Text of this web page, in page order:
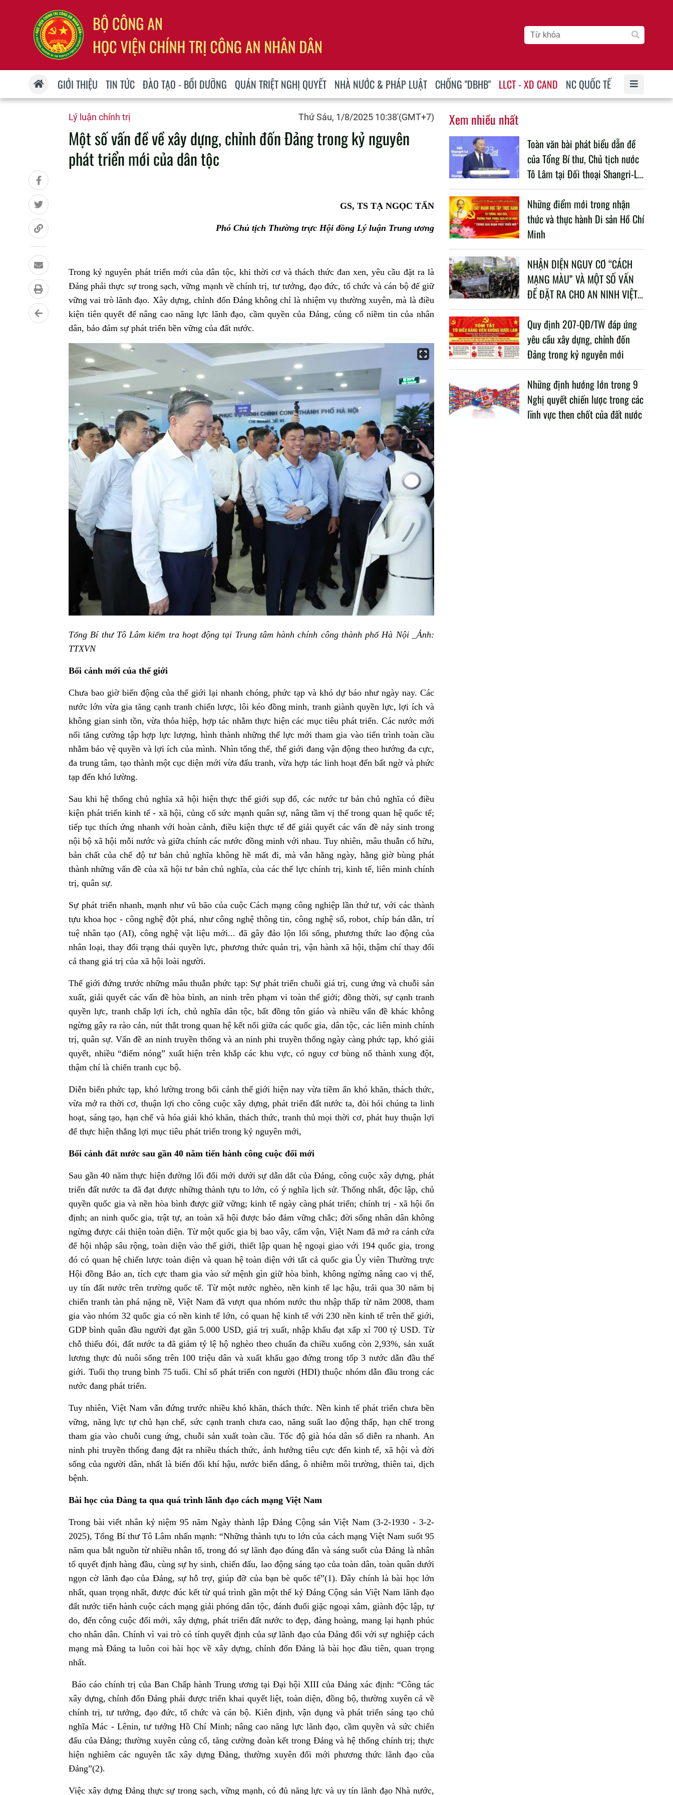
GIỚI THIỆU TIN TỨC ĐÀO TẠO - BỒI DƯỠNG QUÁN TRIỆT NGHỊ QUYẾT NHÀ NƯỚC & PHÁP LUẬT CHỐNG "DBHB" LLCT - XD CAND NC QUỐC TẾ
Lý luận chính trị Thứ Sáu, 1/8/2025 10:38'(GMT+7)
Một số vấn đề về xây dựng, chỉnh đốn Ðảng trong kỷ nguyên
phát triển mới của dân tộc
GS, TS TẠ NGỌC TẤN
Phó Chủ tịch Thường trực Hội đồng Lý luận Trung ương
Trong kỷ nguyên phát triển mới của dân tộc, khi thời cơ và thách thức đan xen, yêu cầu đặt ra là
Đảng phải thực sự trong sạch, vững mạnh về chính trị, tư tưởng, đạo đức, tổ chức và cán bộ để giữ
vững vai trò lãnh đạo. Xây dựng, chỉnh đốn Đảng không chỉ là nhiệm vụ thường xuyên, mà là điều
kiện tiên quyết để nâng cao năng lực lãnh đạo, cầm quyền của Đảng, củng cố niềm tin của nhân
dân, bảo đảm sự phát triển bền vững của đất nước.
Tổng Bí thư Tô Lâm kiểm tra hoạt động tại Trung tâm hành chính công thành phố Hà Nội _Ảnh:
TTXVN
Bối cảnh mới của thế giới
Chưa bao giờ biến động của thế giới lại nhanh chóng, phức tạp và khó dự báo như ngày nay. Các
nước lớn vừa gia tăng cạnh tranh chiến lược, lôi kéo đồng minh, tranh giành quyền lực, lợi ích và
không gian sinh tồn, vừa thỏa hiệp, hợp tác nhằm thực hiện các mục tiêu phát triển. Các nước mới
nổi tăng cường tập hợp lực lượng, hình thành những thế lực mới tham gia vào tiến trình toàn cầu
nhằm bảo vệ quyền và lợi ích của mình. Nhìn tổng thể, thế giới đang vận động theo hướng đa cực,
đa trung tâm, tạo thành một cục diện mới vừa đấu tranh, vừa hợp tác linh hoạt đến bất ngờ và phức
tạp đến khó lường.
Sau khi hệ thống chủ nghĩa xã hội hiện thực thế giới sụp đổ, các nước tư bản chủ nghĩa có điều
kiện phát triển kinh tế - xã hội, củng cố sức mạnh quân sự, nâng tầm vị thế trong quan hệ quốc tế;
tiếp tục thích ứng nhanh với hoàn cảnh, điều kiện thực tế để giải quyết các vấn đề nảy sinh trong
nội bộ xã hội mỗi nước và giữa chính các nước đồng minh với nhau. Tuy nhiên, mâu thuẫn cố hữu,
bản chất của chế độ tư bản chủ nghĩa không hề mất đi, mà vẫn hằng ngày, hằng giờ bùng phát
thành những vấn đề của xã hội tư bản chủ nghĩa, của các thế lực chính trị, kinh tế, liên minh chính
trị, quân sự.
Sự phát triển nhanh, mạnh như vũ bão của cuộc Cách mạng công nghiệp lần thứ tư, với các thành
tựu khoa học - công nghệ đột phá, như công nghệ thông tin, công nghệ số, robot, chíp bán dẫn, trí
tuệ nhân tạo (AI), công nghệ vật liệu mới... đã gây đảo lộn lối sống, phương thức lao động của
nhân loại, thay đổi trạng thái quyền lực, phương thức quản trị, vận hành xã hội, thậm chí thay đổi
cả thang giá trị của xã hội loài người.
Thế giới đứng trước những mâu thuẫn phức tạp: Sự phát triển chuỗi giá trị, cung ứng và chuỗi sản
xuất, giải quyết các vấn đề hòa bình, an ninh trên phạm vi toàn thế giới; đồng thời, sự cạnh tranh
quyền lực, tranh chấp lợi ích, chủ nghĩa dân tộc, bất đồng tôn giáo và nhiều vấn đề khác không
ngừng gây ra rào cản, nút thắt trong quan hệ kết nối giữa các quốc gia, dân tộc, các liên minh chính
trị, quân sự. Vấn đề an ninh truyền thống và an ninh phi truyền thống ngày càng phức tạp, khó giải
quyết, nhiều “điểm nóng” xuất hiện trên khắp các khu vực, có nguy cơ bùng nổ thành xung đột,
thậm chí là chiến tranh cục bộ.
Diễn biến phức tạp, khó lường trong bối cảnh thế giới hiện nay vừa tiềm ẩn khó khăn, thách thức,
vừa mở ra thời cơ, thuận lợi cho công cuộc xây dựng, phát triển đất nước ta, đòi hỏi chúng ta linh
hoạt, sáng tạo, hạn chế và hóa giải khó khăn, thách thức, tranh thủ mọi thời cơ, phát huy thuận lợi
để thực hiện thắng lợi mục tiêu phát triển trong kỷ nguyên mới,
Bối cảnh đất nước sau gần 40 năm tiến hành công cuộc đổi mới
Sau gần 40 năm thực hiện đường lối đổi mới dưới sự dẫn dắt của Đảng, công cuộc xây dựng, phát
triển đất nước ta đã đạt được những thành tựu to lớn, có ý nghĩa lịch sử. Thống nhất, độc lập, chủ
quyền quốc gia và nền hòa bình được giữ vững; kinh tế ngày càng phát triển; chính trị - xã hội ổn
định; an ninh quốc gia, trật tự, an toàn xã hội được bảo đảm vững chắc; đời sống nhân dân không
ngừng được cải thiện toàn diện. Từ một quốc gia bị bao vây, cấm vận, Việt Nam đã mở ra cánh cửa
để hội nhập sâu rộng, toàn diện vào thế giới, thiết lập quan hệ ngoại giao với 194 quốc gia, trong
đó có quan hệ chiến lược toàn diện và quan hệ toàn diện với tất cả quốc gia Ủy viên Thường trực
Hội đồng Bảo an, tích cực tham gia vào sứ mệnh gìn giữ hòa bình, không ngừng nâng cao vị thế,
uy tín đất nước trên trường quốc tế. Từ một nước nghèo, nền kinh tế lạc hậu, trải qua 30 năm bị
chiến tranh tàn phá nặng nề, Việt Nam đã vượt qua nhóm nước thu nhập thấp từ năm 2008, tham
gia vào nhóm 32 quốc gia có nền kinh tế lớn, có quan hệ kinh tế với 230 nền kinh tế trên thế giới,
GDP bình quân đầu người đạt gần 5.000 USD, giá trị xuất, nhập khẩu đạt xấp xỉ 700 tỷ USD. Từ
chỗ thiếu đói, đất nước ta đã giảm tỷ lệ hộ nghèo theo chuẩn đa chiều xuống còn 2,93%, sản xuất
lương thực đủ nuôi sống trên 100 triệu dân và xuất khẩu gạo đứng trong tốp 3 nước dẫn đầu thế
giới. Tuổi thọ trung bình 75 tuổi. Chỉ số phát triển con người (HDI) thuộc nhóm dẫn đầu trong các
nước đang phát triển.
Tuy nhiên, Việt Nam vẫn đứng trước nhiều khó khăn, thách thức. Nền kinh tế phát triển chưa bền
vững, năng lực tự chủ hạn chế, sức cạnh tranh chưa cao, năng suất lao động thấp, hạn chế trong
tham gia vào chuỗi cung ứng, chuỗi sản xuất toàn cầu. Tốc độ già hóa dân số diễn ra nhanh. An
ninh phi truyền thống đang đặt ra nhiều thách thức, ảnh hưởng tiêu cực đến kinh tế, xã hội và đời
sống của người dân, nhất là biến đổi khí hậu, nước biển dâng, ô nhiễm môi trường, thiên tai, dịch
bệnh.
Bài học của Đảng ta qua quá trình lãnh đạo cách mạng Việt Nam
Trong bài viết nhân kỷ niệm 95 năm Ngày thành lập Đảng Cộng sản Việt Nam (3-2-1930 - 3-2-
2025), Tổng Bí thư Tô Lâm nhấn mạnh: “Những thành tựu to lớn của cách mạng Việt Nam suốt 95
năm qua bắt nguồn từ nhiều nhân tố, trong đó sự lãnh đạo đúng đắn và sáng suốt của Đảng là nhân
tố quyết định hàng đầu, cùng sự hy sinh, chiến đấu, lao động sáng tạo của toàn dân, toàn quân dưới
ngọn cờ lãnh đạo của Đảng, sự hỗ trợ, giúp đỡ của bạn bè quốc tế”(1). Đây chính là bài học lớn
nhất, quan trọng nhất, được đúc kết từ quá trình gần một thế kỷ Đảng Cộng sản Việt Nam lãnh đạo
đất nước tiến hành cuộc cách mạng giải phóng dân tộc, đánh đuổi giặc ngoại xâm, giành độc lập, tự
do, đến công cuộc đổi mới, xây dựng, phát triển đất nước to đẹp, đàng hoàng, mang lại hạnh phúc
cho nhân dân. Chính vì vai trò có tính quyết định của sự lãnh đạo của Đảng đối với sự nghiệp cách
mạng mà Đảng ta luôn coi bài học về xây dựng, chỉnh đốn Đảng là bài học đầu tiên, quan trọng
nhất.
Báo cáo chính trị của Ban Chấp hành Trung ương tại Đại hội XIII của Đảng xác định: “Công tác
xây dựng, chỉnh đốn Đảng phải được triển khai quyết liệt, toàn diện, đồng bộ, thường xuyên cả về
chính trị, tư tưởng, đạo đức, tổ chức và cán bộ. Kiên định, vận dụng và phát triển sáng tạo chủ
nghĩa Mác - Lênin, tư tưởng Hồ Chí Minh; nâng cao năng lực lãnh đạo, cầm quyền và sức chiến
đấu của Đảng; thường xuyên củng cố, tăng cường đoàn kết trong Đảng và hệ thống chính trị; thực
hiện nghiêm các nguyên tắc xây dựng Đảng, thường xuyên đổi mới phương thức lãnh đạo của
Đảng”(2).
Việc xây dựng Đảng thực sự trong sạch, vững mạnh, có đủ năng lực và uy tín lãnh đạo Nhà nước,
Xem nhiều nhất
Toàn văn bài phát biểu dẫn đề
của Tổng Bí thư, Chủ tịch nước
Tô Lâm tại Đối thoại Shangri-La
lần thứ 23
Những điểm mới trong nhận
thức và thực hành Di sản Hồ Chí
Minh
NHẬN DIỆN NGUY CƠ “CÁCH
MẠNG MÀU” VÀ MỘT SỐ VẤN
ĐỀ ĐẶT RA CHO AN NINH VIỆT
NAM TRONG BỐI CẢNH HIỆN
NAY
Quy định 207-QĐ/TW đáp ứng
yêu cầu xây dựng, chỉnh đốn
Đảng trong kỷ nguyên mới
Những định hướng lớn trong 9
Nghị quyết chiến lược trong các
lĩnh vực then chốt của đất nước